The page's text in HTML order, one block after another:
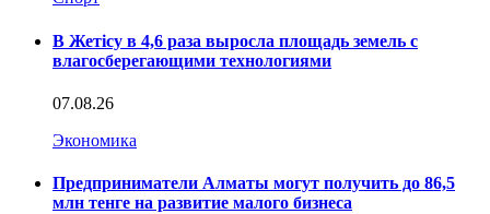
В Жетісу в 4,6 раза выросла площадь земель с
влагосберегающими технологиями
07.08.26
Экономика
Предприниматели Алматы могут получить до 86,5
млн тенге на развитие малого бизнеса